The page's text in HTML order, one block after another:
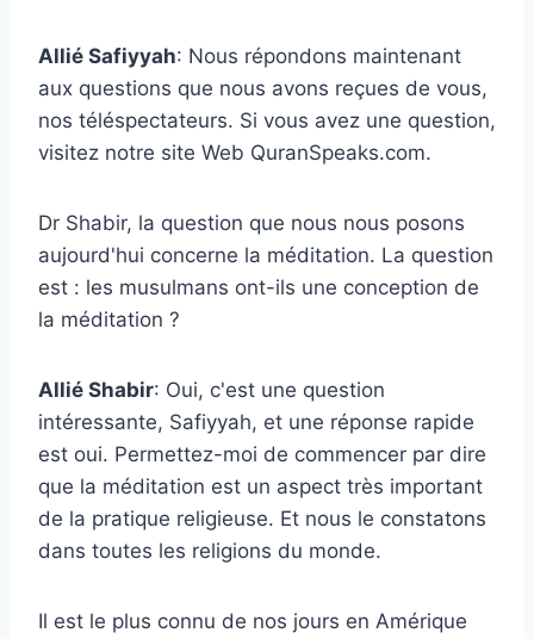
Allié Safiyyah: Nous répondons maintenant
aux questions que nous avons reçues de vous,
nos téléspectateurs. Si vous avez une question,
visitez notre site Web QuranSpeaks.com.
Dr Shabir, la question que nous nous posons
aujourd'hui concerne la méditation. La question
est : les musulmans ont-ils une conception de
la méditation ?
Allié Shabir: Oui, c'est une question
intéressante, Safiyyah, et une réponse rapide
est oui. Permettez-moi de commencer par dire
que la méditation est un aspect très important
de la pratique religieuse. Et nous le constatons
dans toutes les religions du monde.
Il est le plus connu de nos jours en Amérique